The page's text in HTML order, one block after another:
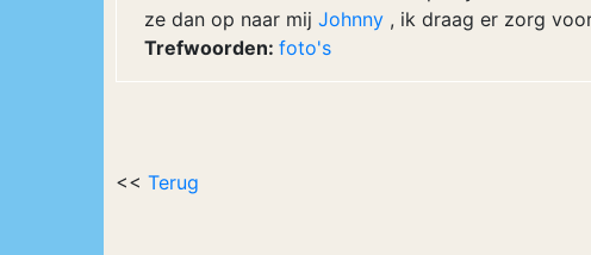
ze dan op naar mij Johnny , ik draag er zorg
Trefwoorden: foto's
<< Terug